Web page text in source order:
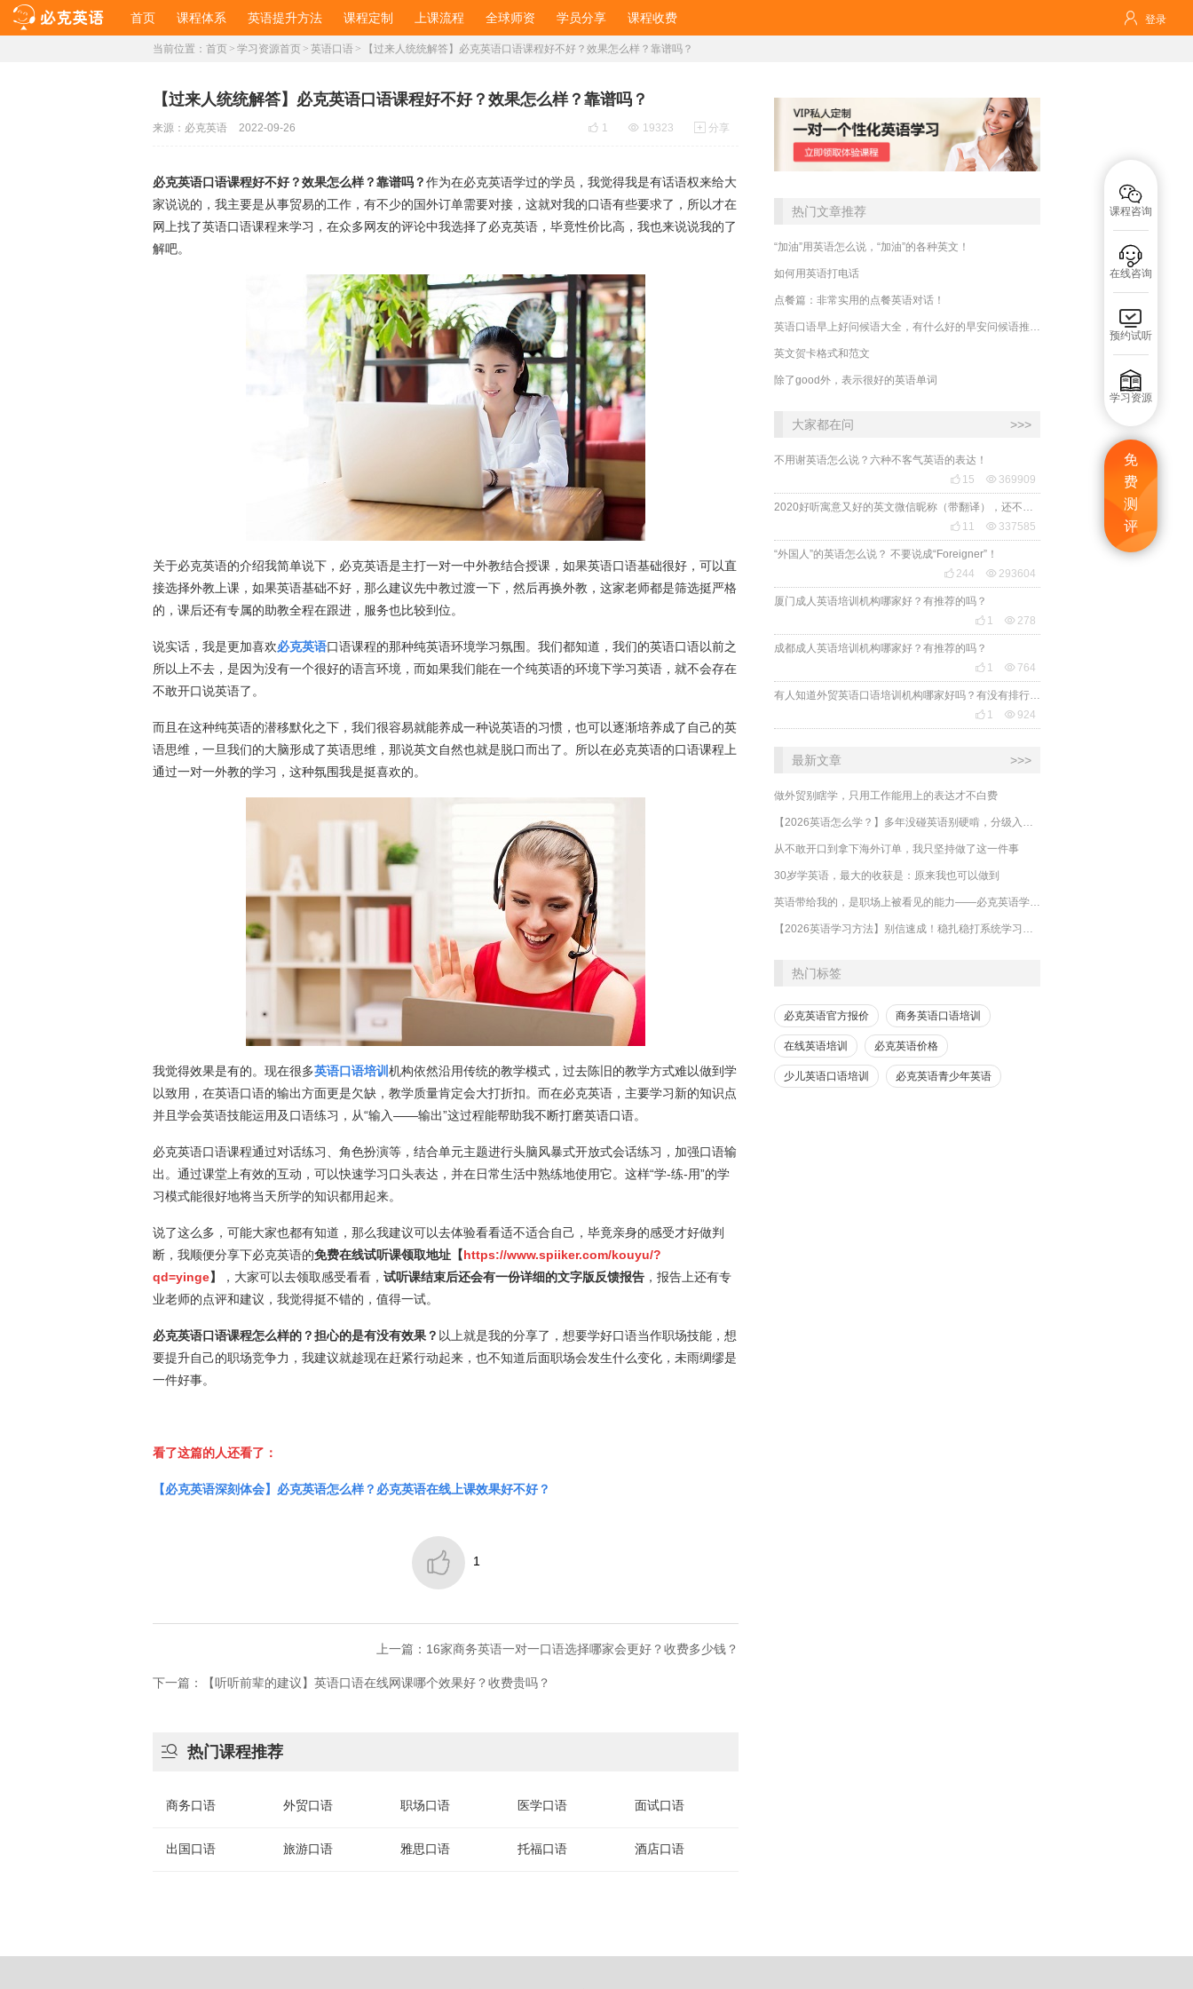
首页 课程体系 英语提升方法 课程定制 上课流程 全球师资 学员分享 课程收费  登录

课程咨询

在线咨询

预约试听

学习资源
免
费
测
评
当前位置： 首页 > 学习资源首页 > 英语口语 > 【过来人统统解答】必克英语口语课程好不好？效果怎么样？靠谱吗？
【过来人统统解答】必克英语口语课程好不好？效果怎么样？靠谱吗？
 1  19323  分享
来源： 必克英语 2022-09-26
必克英语口语课程好不好？效果怎么样？靠谱吗？作为在必克英语学过的学员，我觉得我是有话语权来给大
家说说的，我主要是从事贸易的工作，有不少的国外订单需要对接，这就对我的口语有些要求了，所以才在
网上找了英语口语课程来学习，在众多网友的评论中我选择了必克英语，毕竟性价比高，我也来说说我的了
解吧。
关于必克英语的介绍我简单说下，必克英语是主打一对一中外教结合授课，如果英语口语基础很好，可以直
接选择外教上课，如果英语基础不好，那么建议先中教过渡一下，然后再换外教，这家老师都是筛选挺严格
的，课后还有专属的助教全程在跟进，服务也比较到位。
说实话，我是更加喜欢必克英语口语课程的那种纯英语环境学习氛围。我们都知道，我们的英语口语以前之
所以上不去，是因为没有一个很好的语言环境，而如果我们能在一个纯英语的环境下学习英语，就不会存在
不敢开口说英语了。
而且在这种纯英语的潜移默化之下，我们很容易就能养成一种说英语的习惯，也可以逐渐培养成了自己的英
语思维，一旦我们的大脑形成了英语思维，那说英文自然也就是脱口而出了。所以在必克英语的口语课程上
通过一对一外教的学习，这种氛围我是挺喜欢的。
我觉得效果是有的。现在很多英语口语培训 机构依然沿用传统的教学模式，过去陈旧的教学方式难以做到学
以致用，在英语口语的输出方面更是欠缺，教学质量肯定会大打折扣。而在必克英语，主要学习新的知识点
并且学会英语技能运用及口语练习，从“输入——输出”这过程能帮助我不断打磨英语口语。
必克英语口语课程通过对话练习、角色扮演等，结合单元主题进行头脑风暴式开放式会话练习，加强口语输
出。通过课堂上有效的互动，可以快速学习口头表达，并在日常生活中熟练地使用它。这样“学-练-用”的学
习模式能很好地将当天所学的知识都用起来。
说了这么多，可能大家也都有知道，那么我建议可以去体验看看适不适合自己，毕竟亲身的感受才好做判
断，我顺便分享下必克英语的免费在线试听课领取地址【https://www.spiiker.com/kouyu/?
qd=yinge】 ，大家可以去领取感受看看， 试听课结束后还会有一份详细的文字版反馈报告 ，报告上还有专
业老师的点评和建议，我觉得挺不错的，值得一试。
必克英语口语课程怎么样的？担心的是有没有效果？ 以上就是我的分享了，想要学好口语当作职场技能，想
要提升自己的职场竞争力，我建议就趁现在赶紧行动起来，也不知道后面职场会发生什么变化，未雨绸缪是
一件好事。
看了这篇的人还看了：
【必克英语深刻体会】必克英语怎么样？必克英语在线上课效果好不好？
 1
上一篇：​16家商务英语一对一口语选择哪家会更好？收费多少钱？
下一篇：【听听前辈的建议】英语口语在线网课哪个效果好？收费贵吗？
 热门课程推荐
商务口语 外贸口语 职场口语 医学口语 面试口语
出国口语 旅游口语 雅思口语 托福口语 酒店口语
热门文章推荐
“加油”用英语怎么说，“加油”的各种英文！
如何用英语打电话
点餐篇：非常实用的点餐英语对话！
英文贺卡格式和范文
除了good外，表示很好的英语单词
大家都在问 >>>
不用谢英语怎么说？六种不客气英语的表达！
 15  369909
 11  337585
“外国人”的英语怎么说？ 不要说成“Foreigner”！
 244  293604
厦门成人英语培训机构哪家好？有推荐的吗？
 1  278
成都成人英语培训机构哪家好？有推荐的吗？
 1  764
 1  924
最新文章 >>>
做外贸别瞎学，只用工作能用上的表达才不白费
从不敢开口到拿下海外订单，我只坚持做了这一件事
30岁学英语，最大的收获是：原来我也可以做到
热门标签
必克英语官方报价 商务英语口语培训
在线英语培训 必克英语价格
少儿英语口语培训 必克英语青少年英语